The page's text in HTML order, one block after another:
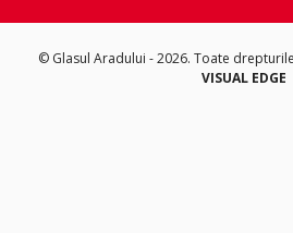
© Glasul Aradului - 2026. Toate
VISUAL EDGE